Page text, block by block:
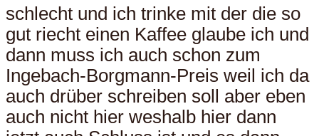
schlecht und ich trinke mit der die so
gut riecht einen Kaffee glaube ich und
dann muss ich auch schon zum
Ingebach-Borgmann-Preis weil ich da
auch drüber schreiben soll aber eben
auch nicht hier weshalb hier dann